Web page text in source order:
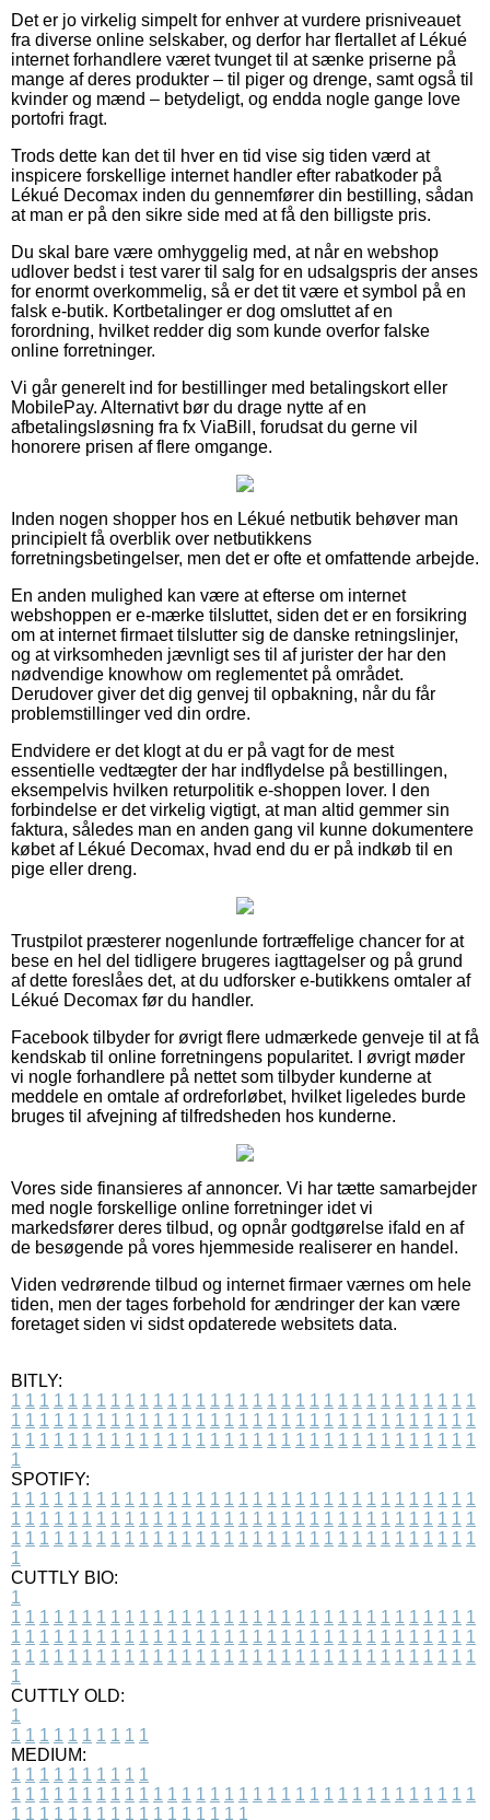
Det er jo virkelig simpelt for enhver at vurdere prisniveauet
fra diverse online selskaber, og derfor har flertallet af Lékué
internet forhandlere været tvunget til at sænke priserne på
mange af deres produkter – til piger og drenge, samt også til
kvinder og mænd – betydeligt, og endda nogle gange love
portofri fragt.
Trods dette kan det til hver en tid vise sig tiden værd at
inspicere forskellige internet handler efter rabatkoder på
Lékué Decomax inden du gennemfører din bestilling, sådan
at man er på den sikre side med at få den billigste pris.
Du skal bare være omhyggelig med, at når en webshop
udlover bedst i test varer til salg for en udsalgspris der anses
for enormt overkommelig, så er det tit være et symbol på en
falsk e-butik. Kortbetalinger er dog omsluttet af en
forordning, hvilket redder dig som kunde overfor falske
online forretninger.
Vi går generelt ind for bestillinger med betalingskort eller
MobilePay. Alternativt bør du drage nytte af en
afbetalingsløsning fra fx ViaBill, forudsat du gerne vil
honorere prisen af flere omgange.
Inden nogen shopper hos en Lékué netbutik behøver man
principielt få overblik over netbutikkens
forretningsbetingelser, men det er ofte et omfattende arbejde.
En anden mulighed kan være at efterse om internet
webshoppen er e-mærke tilsluttet, siden det er en forsikring
om at internet firmaet tilslutter sig de danske retningslinjer,
og at virksomheden jævnligt ses til af jurister der har den
nødvendige knowhow om reglementet på området.
Derudover giver det dig genvej til opbakning, når du får
problemstillinger ved din ordre.
Endvidere er det klogt at du er på vagt for de mest
essentielle vedtægter der har indflydelse på bestillingen,
eksempelvis hvilken returpolitik e-shoppen lover. I den
forbindelse er det virkelig vigtigt, at man altid gemmer sin
faktura, således man en anden gang vil kunne dokumentere
købet af Lékué Decomax, hvad end du er på indkøb til en
pige eller dreng.
Trustpilot præsterer nogenlunde fortræffelige chancer for at
bese en hel del tidligere brugeres iagttagelser og på grund
af dette foreslåes det, at du udforsker e-butikkens omtaler af
Lékué Decomax før du handler.
Facebook tilbyder for øvrigt flere udmærkede genveje til at få
kendskab til online forretningens popularitet. I øvrigt møder
vi nogle forhandlere på nettet som tilbyder kunderne at
meddele en omtale af ordreforløbet, hvilket ligeledes burde
bruges til afvejning af tilfredsheden hos kunderne.
Vores side finansieres af annoncer. Vi har tætte samarbejder
med nogle forskellige online forretninger idet vi
markedsfører deres tilbud, og opnår godtgørelse ifald en af
de besøgende på vores hjemmeside realiserer en handel.
Viden vedrørende tilbud og internet firmaer værnes om hele
tiden, men der tages forbehold for ændringer der kan være
foretaget siden vi sidst opdaterede websitets data.
BITLY:
1 1 1 1 1 1 1 1 1 1 1 1 1 1 1 1 1 1 1 1 1 1 1 1 1 1 1 1 1 1 1 1 1
1 1 1 1 1 1 1 1 1 1 1 1 1 1 1 1 1 1 1 1 1 1 1 1 1 1 1 1 1 1 1 1 1
1 1 1 1 1 1 1 1 1 1 1 1 1 1 1 1 1 1 1 1 1 1 1 1 1 1 1 1 1 1 1 1 1
1
SPOTIFY:
1 1 1 1 1 1 1 1 1 1 1 1 1 1 1 1 1 1 1 1 1 1 1 1 1 1 1 1 1 1 1 1 1
1 1 1 1 1 1 1 1 1 1 1 1 1 1 1 1 1 1 1 1 1 1 1 1 1 1 1 1 1 1 1 1 1
1 1 1 1 1 1 1 1 1 1 1 1 1 1 1 1 1 1 1 1 1 1 1 1 1 1 1 1 1 1 1 1 1
1
CUTTLY BIO:
1
1 1 1 1 1 1 1 1 1 1 1 1 1 1 1 1 1 1 1 1 1 1 1 1 1 1 1 1 1 1 1 1 1
1 1 1 1 1 1 1 1 1 1 1 1 1 1 1 1 1 1 1 1 1 1 1 1 1 1 1 1 1 1 1 1 1
1 1 1 1 1 1 1 1 1 1 1 1 1 1 1 1 1 1 1 1 1 1 1 1 1 1 1 1 1 1 1 1 1
1
CUTTLY OLD:
1
1 1 1 1 1 1 1 1 1 1
MEDIUM:
1 1 1 1 1 1 1 1 1 1
1 1 1 1 1 1 1 1 1 1 1 1 1 1 1 1 1 1 1 1 1 1 1 1 1 1 1 1 1 1 1 1 1
1 1 1 1 1 1 1 1 1 1 1 1 1 1 1 1 1